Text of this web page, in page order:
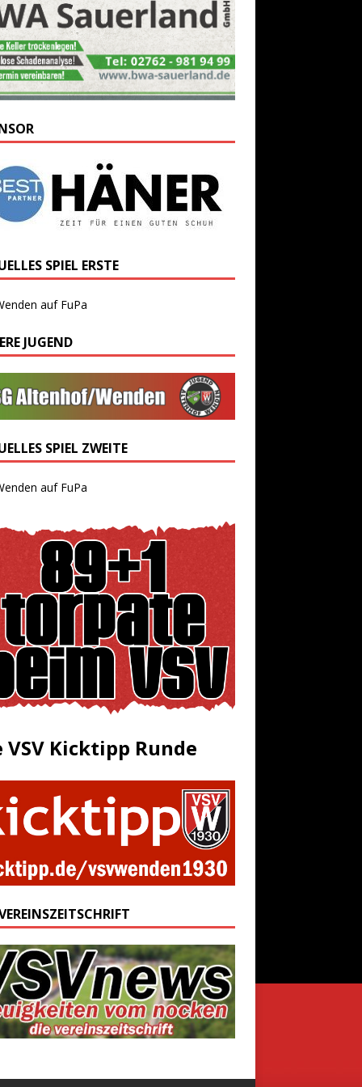
SPIEL ERSTE
auf FuPa
JUGEND
SPIEL ZWEITE
auf FuPa
VSV Kicktipp Runde